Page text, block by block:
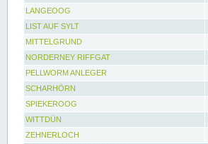
LANGEOOG
LIST AUF SYLT
MITTELGRUND
NORDERNEY RIFFGAT
PELLWORM ANLEGER
SCHARHÖRN
SPIEKEROOG
WITTDÜN
ZEHNERLOCH